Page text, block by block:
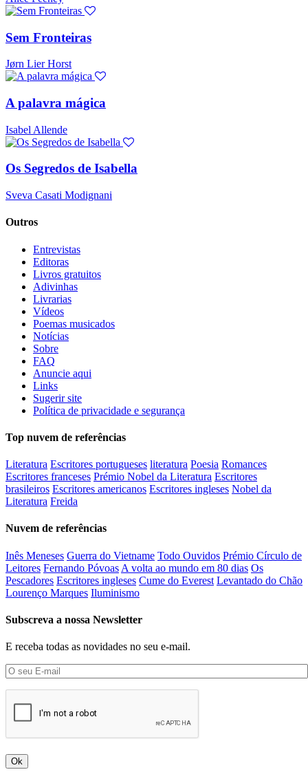
Sem Fronteiras
Jørn Lier Horst
A palavra mágica
Isabel Allende
Os Segredos de Isabella
Sveva Casati Modignani
Outros
Entrevistas
Editoras
Livros gratuitos
Adivinhas
Livrarias
Vídeos
Poemas musicados
Notícias
Sobre
FAQ
Anuncie aqui
Links
Sugerir site
Política de privacidade e segurança
Top nuvem de referências
Literatura Escritores portugueses literatura Poesia Romances
Escritores franceses Prémio Nobel da Literatura Escritores
brasileiros Escritores americanos Escritores ingleses Nobel da
Literatura Freida
Nuvem de referências
Inês Meneses Guerra do Vietname Todo Ouvidos Prémio Círculo de
Leitores Fernando Póvoas A volta ao mundo em 80 dias Os
Pescadores Escritores ingleses Cume do Everest Levantado do Chão
Lourenço Marques Iluminismo
Subscreva a nossa Newsletter
E receba todas as novidades no seu e-mail.
Ok